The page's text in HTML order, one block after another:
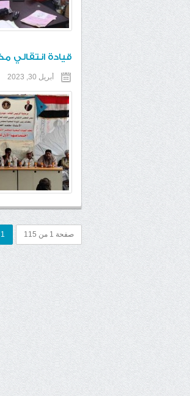
قيادة انتقالي
أبريل 30, 2023
صفحة 1 من 115 1